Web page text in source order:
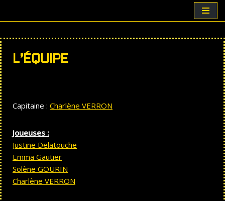
au
contenu
L’ÉQUIPE
Capitaine : Charlène VERRON
Joueuses :
Justine Delatouche
Emma Gautier
Solène GOURIN
Charlène VERRON